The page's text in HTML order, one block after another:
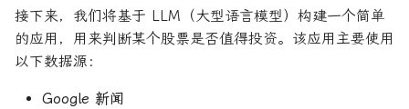
接下来，我们将基于 LLM（大型语言模型）构建一个简单
的应用，用来判断某个股票是否值得投资。该应用主要使用
以下数据源：
Google 新闻